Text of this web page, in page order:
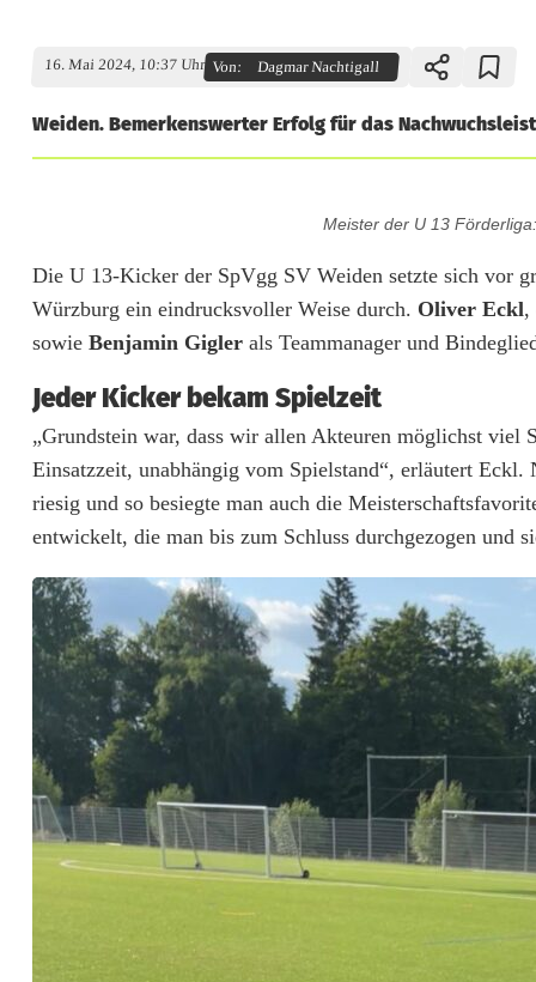
16. Mai 2024, 10:37 Uhr Von: Dagmar Nachtigall
Weiden. Bemerkenswerter Erfolg für das
i
u
m
p
h
r
U
1
3
i
s
Meister der U 13
Die U 13-Kicker der SpVgg SV Weiden setzte sich vor
Würzburg ein eindrucksvoller Weise durch. Oliver Eckl,
sowie Benjamin Gigler als Teammanager und
Jeder Kicker bekam Spielzeit
„Grundstein war, dass wir allen Akteuren möglichst viel
Einsatzzeit, unabhängig vom Spielstand“, erläutert
riesig und so besiegte man auch die
entwickelt, die man bis zum Schluss durchgezogen und